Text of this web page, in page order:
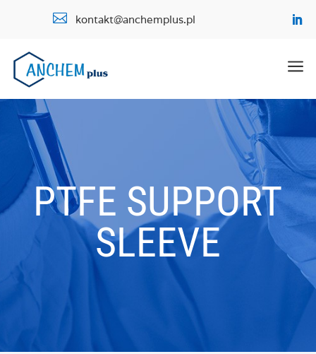
 kontakt@anchemplus.pl
a
PTFE SUPPORT
SLEEVE